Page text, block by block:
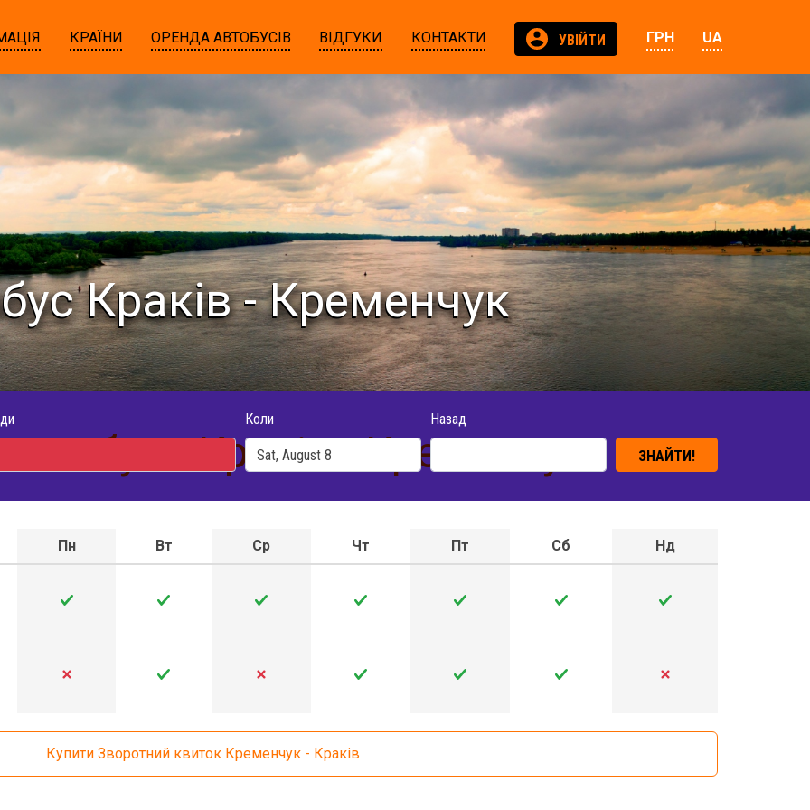
КРАЇНИ ОРЕНДА АВТОБУСІВ ВІДГУКИ КОНТАКТИ УВІЙТИ ГРН UA
Краків - Кременчук
Коли Назад
ЗНАЙТИ!
Краків - Кременчук
Пн Вт Ср Чт Пт Сб Нд
Купити Зворотний квиток Кременчук - Краків